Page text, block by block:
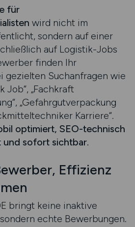
für
wird nicht im
sondern auf einer
auf Logistik-Jobs
finden Ihr
gezielten Suchanfragen wie
Job“, „Fachkraft
„Gefahrgutverpackung
Karriere“.
optimiert, SEO-technisch
sofort sichtbar.
Effizienz
bringt keine inaktive
echte Bewerbungen.